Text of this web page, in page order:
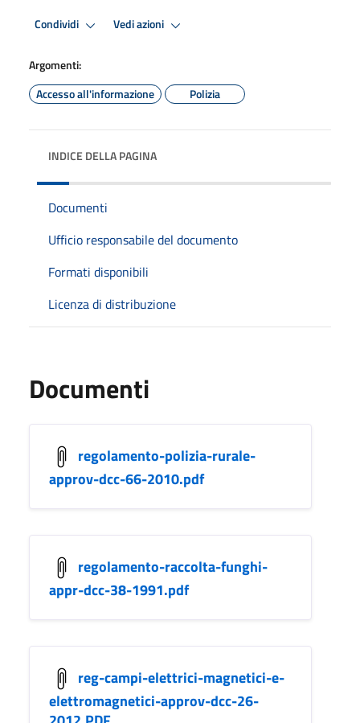
Condividi Vedi azioni
Argomenti:
Accesso all'informazione
Polizia
INDICE DELLA PAGINA
Documenti
Ufficio responsabile del documento
Formati disponibili
Licenza di distribuzione
Documenti
regolamento-polizia-rurale-
approv-dcc-66-2010.pdf
regolamento-raccolta-funghi-
appr-dcc-38-1991.pdf
reg-campi-elettrici-magnetici-e-
elettromagnetici-approv-dcc-26-